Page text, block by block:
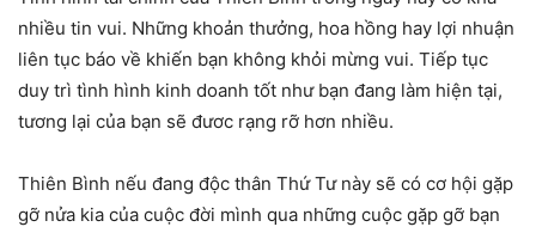
nhiều tin vui. Những khoản thưởng, hoa hồng hay lợi nhuận
liên tục báo về khiến bạn không khỏi mừng vui. Tiếp tục
duy trì tình hình kinh doanh tốt như bạn đang làm hiện tại,
tương lại của bạn sẽ đươc rạng rỡ hơn nhiều.
Thiên Bình nếu đang độc thân Thứ Tư này sẽ có cơ hội gặp
gỡ nửa kia của cuộc đời mình qua những cuộc gặp gỡ bạn